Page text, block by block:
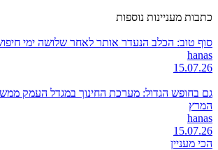
כתבות מעניינות נוספות
סוף טוב: הכלב הנעדר אותר לאחר שלושה ימי
hanas
15.07.26
גם בחופש הגדול: מערכת החינוך במגדל העמק
המרץ
hanas
15.07.26
הכי מעניין